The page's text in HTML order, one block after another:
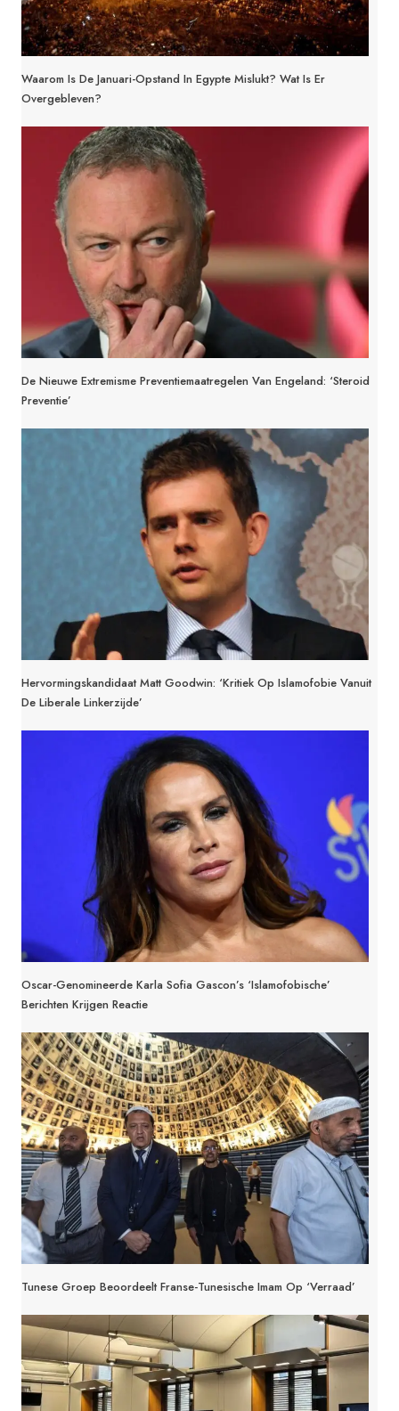
Waarom Is De Januari-Opstand In Egypte Mislukt? Wat Is Er
Overgebleven?
De Nieuwe Extremisme Preventiemaatregelen Van Engeland: ‘Steroid
Preventie’
Hervormingskandidaat Matt Goodwin: ‘Kritiek Op Islamofobie Vanuit
De Liberale Linkerzijde’
Oscar-Genomineerde Karla Sofia Gascon’s ‘islamofobische’
Berichten Krijgen Reactie
Tunese Groep Beoordeelt Franse-Tunesische Imam Op ‘verraad’